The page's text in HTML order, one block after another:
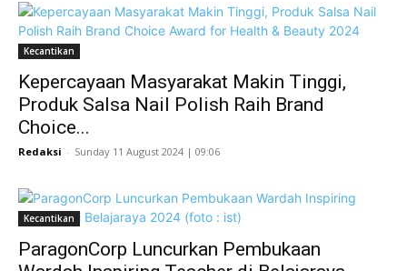
Kecantikan
Kepercayaan Masyarakat Makin Tinggi,
Produk Salsa Nail Polish Raih Brand
Choice...
Redaksi - Sunday 11 August 2024 | 09:06
Kecantikan
ParagonCorp Luncurkan Pembukaan